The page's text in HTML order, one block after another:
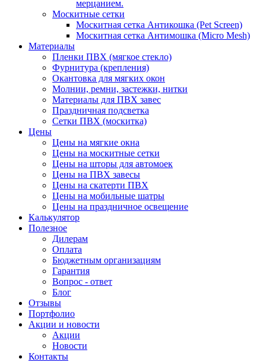
мерцанием.
Москитные сетки
Москитная сетка Антикошка (Pet Screen)
Москитная сетка Антимошка (Micro Mesh)
Материалы
Пленки ПВХ (мягкое стекло)
Фурнитура (крепления)
Окантовка для мягких окон
Молнии, ремни, застежки, нитки
Материалы для ПВХ завес
Праздничная подсветка
Сетки ПВХ (москитка)
Цены
Цены на мягкие окна
Цены на москитные сетки
Цены на шторы для автомоек
Цены на ПВХ завесы
Цены на скатерти ПВХ
Цены на мобильные шатры
Цены на праздничное освещение
Калькулятор
Полезное
Дилерам
Оплата
Бюджетным организациям
Гарантия
Вопрос - ответ
Блог
Отзывы
Портфолио
Акции и новости
Акции
Новости
Контакты